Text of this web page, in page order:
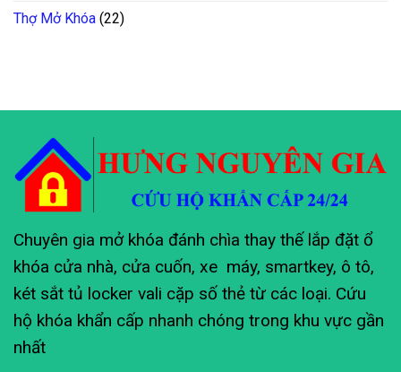
Thợ Mở Khóa (22)
Chuyên gia mở khóa đánh chìa thay thế lắp đặt ổ
khóa cửa nhà, cửa cuốn, xe máy, smartkey, ô tô,
két sắt tủ locker vali cặp số thẻ từ các loại. Cứu
hộ khóa khẩn cấp nhanh chóng trong khu vực gần
nhất